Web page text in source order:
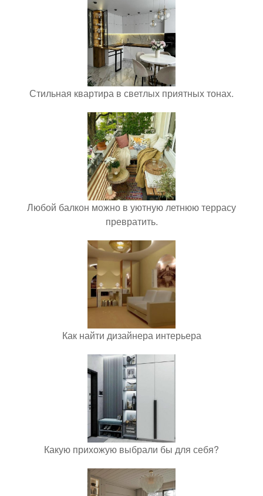
Стильная квартира в светлых приятных тонах.
Любой балкон можно в уютную летнюю террасу
превратить.
Как найти дизайнера интерьера
Какую прихожую выбрали бы для себя?